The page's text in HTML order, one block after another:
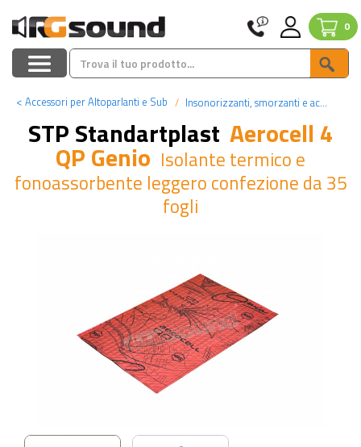
0
< Accessori per Altoparlanti e Sub Insonorizzanti, smorzanti e accessori
STP Standartplast Aerocell 4
QP Genio Isolante termico e
fonoassorbente leggero confezione da 35
fogli